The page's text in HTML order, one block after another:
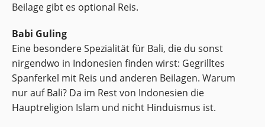
Beilage gibt es optional Reis.
Babi Guling
Eine besondere Spezialität für Bali, die du sonst
nirgendwo in Indonesien finden wirst: Gegrilltes
Spanferkel mit Reis und anderen Beilagen. Warum
nur auf Bali? Da im Rest von Indonesien die
Hauptreligion Islam und nicht Hinduismus ist.